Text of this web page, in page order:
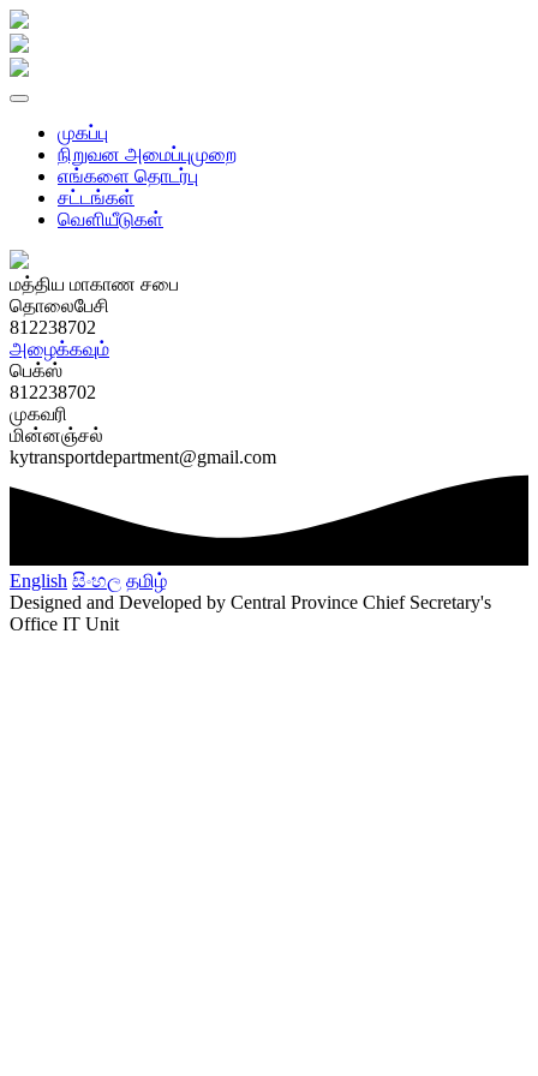
முகப்பு
நிறுவன அமைப்புமுறை
எங்களை தொடர்பு
சட்டங்கள்
வௌியீடுகள்
மத்திய மாகாண சபை
தொலைபேசி
812238702
அழைக்கவும்
பெக்ஸ்
812238702
முகவரி
மின்னஞ்சல்
kytransportdepartment@gmail.com
English සිංහල தமிழ்
Designed and Developed by Central Province Chief Secretary's
Office IT Unit